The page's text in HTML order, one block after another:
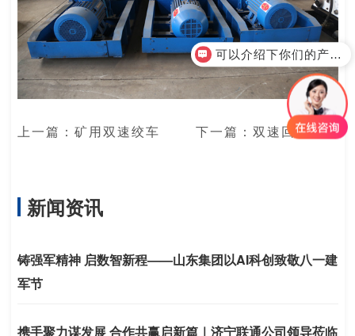
上一篇： 矿用双速绞车 下一篇： 双速回柱绞车
新闻资讯
铸强军精神 启数智新程——山东集团以AI科创致敬八一建
军节
携手聚力谋发展 合作共赢启新篇｜济宁联通公司领导莅临
可以介绍下你们的产品么？